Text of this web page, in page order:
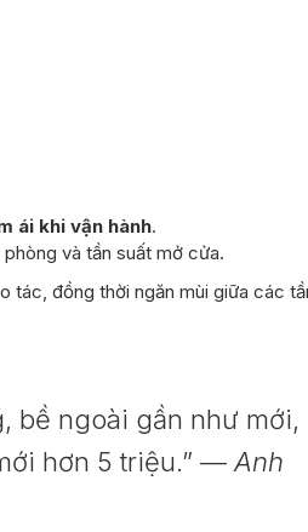
ái khi vận hành.
và tần suất mở cửa.
tác, đồng thời ngăn mùi giữa các
bề ngoài gần như mới,
hơn 5 triệu.” — Anh